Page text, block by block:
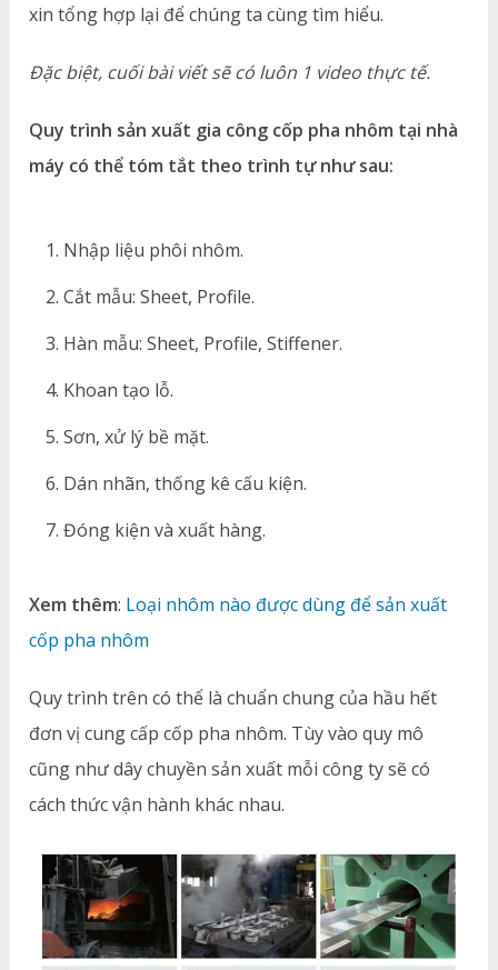
xin tổng hợp lại để chúng ta cùng tìm hiểu.
Đặc biệt, cuối bài viết sẽ có luôn 1 video thực tế.
Quy trình sản xuất gia công cốp pha nhôm tại nhà
máy có thể tóm tắt theo trình tự như sau:
Nhập liệu phôi nhôm.
Cắt mẫu: Sheet, Profile.
Hàn mẫu: Sheet, Profile, Stiffener.
Khoan tạo lỗ.
Sơn, xử lý bề mặt.
Dán nhãn, thống kê cấu kiện.
Đóng kiện và xuất hàng.
Xem thêm: Loại nhôm nào được dùng để sản xuất
cốp pha nhôm
Quy trình trên có thể là chuẩn chung của hầu hết
đơn vị cung cấp cốp pha nhôm. Tùy vào quy mô
cũng như dây chuyền sản xuất mỗi công ty sẽ có
cách thức vận hành khác nhau.